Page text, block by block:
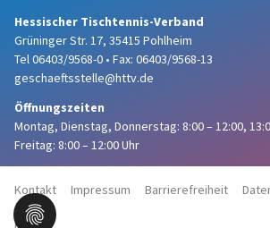
Hessischer Tischtennis-Verband
Grüninger Str. 17, 35415 Pohlheim
Tel 06403/9568-0 • Fax: 06403/9568-13
geschaeftsstelle@httv.de
Öffnungszeiten
Montag, Dienstag, Donnerstag: 8:00 – 12:00,
Freitag: 8:00 – 12:00 Uhr
Kontakt Impressum Barrierefreiheit